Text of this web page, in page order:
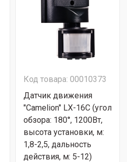
Код товара: 00010373
Датчик движения
"Camelion" LX-16C (угол
обзора: 180°, 1200Вт,
высота установки, м:
1,8-2,5, дальность
действия, м: 5-12)